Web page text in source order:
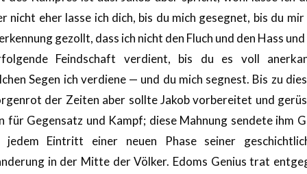
nicht eher lasse ich dich, bis du mich gesegnet, bis du mir
gezollt, dass ich nicht den Fluch und den Hass
Feindschaft verdient, bis du es voll
Segen ich verdiene — und du mich segnest. Bis zu
der Zeiten aber sollte Jakob vorbereitet und
für Gegensatz und Kampf; diese Mahnung sendete ihm
jedem Eintritt einer neuen Phase seiner
in der Mitte der Völker. Edoms Genius trat